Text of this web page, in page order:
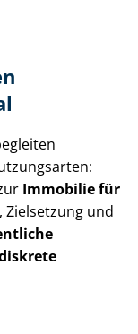
Immobilie für
Zielsetzung und